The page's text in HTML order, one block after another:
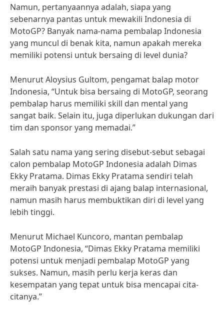
Namun, pertanyaannya adalah, siapa yang
sebenarnya pantas untuk mewakili Indonesia di
MotoGP? Banyak nama-nama pembalap Indonesia
yang muncul di benak kita, namun apakah mereka
memiliki potensi untuk bersaing di level dunia?
Menurut Aloysius Gultom, pengamat balap motor
Indonesia, “Untuk bisa bersaing di MotoGP, seorang
pembalap harus memiliki skill dan mental yang
sangat baik. Selain itu, juga diperlukan dukungan dari
tim dan sponsor yang memadai.”
Salah satu nama yang sering disebut-sebut sebagai
calon pembalap MotoGP Indonesia adalah Dimas
Ekky Pratama. Dimas Ekky Pratama sendiri telah
meraih banyak prestasi di ajang balap internasional,
namun masih harus membuktikan diri di level yang
lebih tinggi.
Menurut Michael Kuncoro, mantan pembalap
MotoGP Indonesia, “Dimas Ekky Pratama memiliki
potensi untuk menjadi pembalap MotoGP yang
sukses. Namun, masih perlu kerja keras dan
kesempatan yang tepat untuk bisa mencapai cita-
citanya.”